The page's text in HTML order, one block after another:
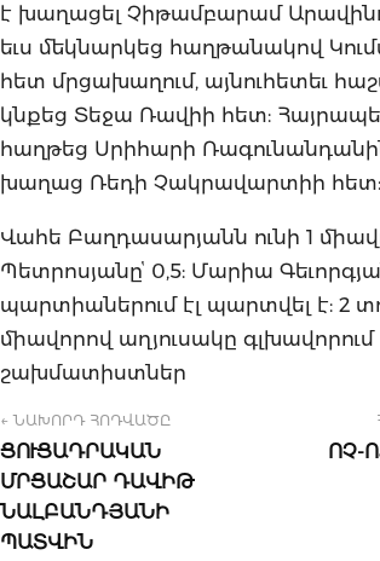
է խաղացել Չիթամբարամ
եւս մեկնարկեց հաղթանակով
հետ մրցախաղում, այնուհետեւ
կնքեց Տեջա Ռավիի հետ:
հաղթեց Սրիհարի
խաղաց Ռեդի Չակրավարտիի հետ:
Վահե Բաղդասարյանն ունի 1
Պետրոսյանըՙ 0,5: Մարիա
պարտիաներում էլ պարտվել է: 2
միավորով աղյուսակը գլխավորում
շախմատիստներ
← ՆԱԽՈՐԴ ՀՈԴՎԱԾԸ
ՑՈՒՑԱԴՐԱԿԱՆ
ՄՐՑԱՇԱՐ ԴԱՎԻԹ
ՆԱԼԲԱՆԴՅԱՆԻ
ՊԱՏՎԻՆ
ՈՉ-